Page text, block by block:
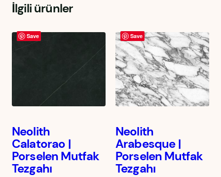
İlgili ürünler
Save
Neolith
Calatorao |
Porselen Mutfak
Tezgahı
Save
Neolith
Arabesque |
Porselen Mutfak
Tezgahı